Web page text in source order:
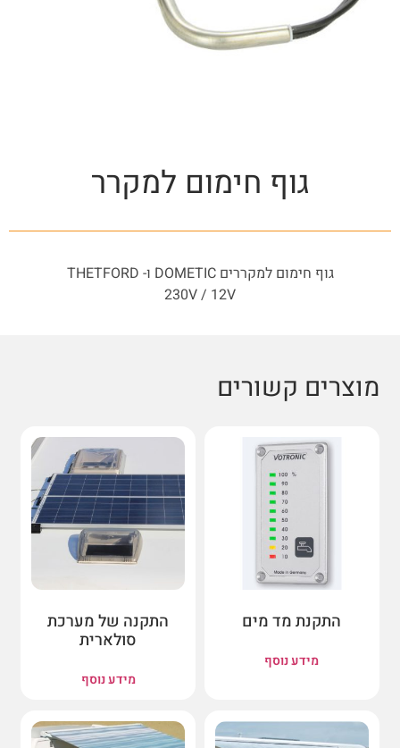
גוף חימום למקרר
גוף חימום למקררים DOMETIC ו- THETFORD
230V / 12V
מוצרים קשורים
התקנת מד מים
מידע נוסף
התקנה של מערכת
סולארית
מידע נוסף